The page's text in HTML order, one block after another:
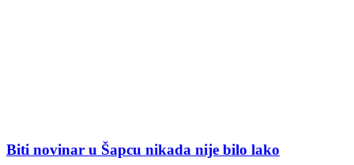
Biti novinar u Šapcu nikada nije bilo lako